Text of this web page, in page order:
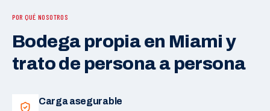
POR QUÉ NOSOTROS
Bodega propia en Miami y
trato de persona a persona
Carga asegurable